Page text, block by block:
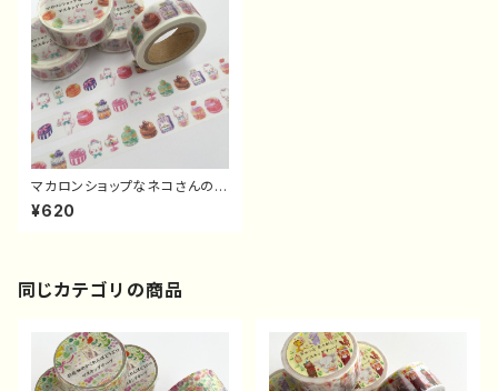
マカロンショップなネコさんのマ
スキングテープ
¥620
同じカテゴリの商品